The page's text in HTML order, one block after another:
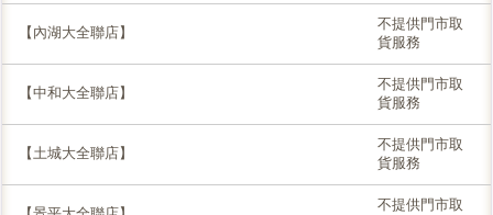
【內湖大全聯店】
不提供門市取
貨服務
【中和大全聯店】
不提供門市取
貨服務
【土城大全聯店】
不提供門市取
貨服務
不提供門市取